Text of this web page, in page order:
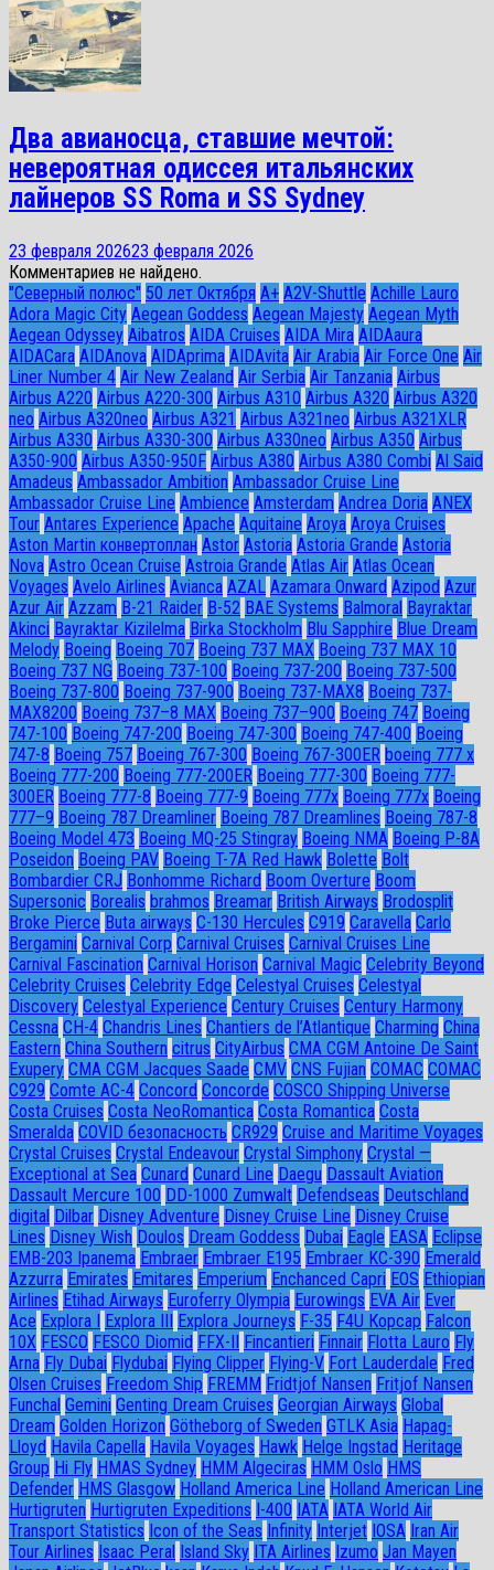
Два авианосца, ставшие мечтой:
невероятная одиссея итальянских
лайнеров SS Roma и SS Sydney
23 февраля 202623 февраля 2026
Комментариев не найдено.
"Северный полюс" 50 лет Октября A+ A2V-Shuttle Achille Lauro
Adora Magic City Aegean Goddess Aegean Majesty Aegean Myth
Aegean Odyssey Aibatros AIDA Cruises AIDA Mira AIDAaura
AIDACara AIDAnova AIDAprima AIDAvita Air Arabia Air Force One Air
Liner Number 4 Air New Zealand Air Serbia Air Tanzania Airbus
Airbus A220 Airbus A220-300 Airbus A310 Airbus A320 Airbus A320
neo Airbus A320neo Airbus A321 Airbus A321neo Airbus A321XLR
Airbus A330 Airbus A330-300 Airbus A330neo Airbus A350 Airbus
A350-900 Airbus A350-950F Airbus A380 Airbus A380 Combi Al Said
Amadeus Ambassador Ambition Ambassador Cruise Line
Ambassador Сruise Line Ambience Amsterdam Andrea Doria ANEX
Tour Antares Experience Apache Aquitaine Aroya Aroya Cruises
Aston Martin конвертоплан Astor Astoria Astoria Grande Astoria
Nova Astro Ocean Cruise Astroia Grande Atlas Air Atlas Ocean
Voyages Avelo Airlines Avianca AZAL Azamara Onward Azipod Azur
Azur Air Azzam B-21 Raider B-52 BAE Systems Balmoral Bayraktar
Akinci Bayraktar Kizilelma Birka Stockholm Blu Sapphire Blue Dream
Melody Boeing Boeing 707 Boeing 737 MAX Boeing 737 MAX 10
Boeing 737 NG Boeing 737-100 Boeing 737-200 Boeing 737-500
Boeing 737-800 Boeing 737-900 Boeing 737-MAX8 Boeing 737-
MAX8200 Boeing 737–8 MAX Boeing 737–900 Boeing 747 Boeing
747-100 Boeing 747-200 Boeing 747-300 Boeing 747-400 Boeing
747-8 Boeing 757 Boeing 767-300 Boeing 767-300ER boeing 777 x
Boeing 777-200 Boeing 777-200ER Boeing 777-300 Boeing 777-
300ER Boeing 777-8 Boeing 777-9 Boeing 777x Boeing 777х Boeing
777–9 Boeing 787 Dreamliner Boeing 787 Dreamlines Boeing 787-8
Boeing Model 473 Boeing MQ-25 Stingray Boeing NMA Boeing P-8A
Poseidon Boeing PAV Boeing T-7A Red Hawk Bolette Bolt
Bombardier CRJ Bonhomme Richard Boom Overture Boom
Supersonic Borealis brahmos Breamar British Airways Brodosplit
Broke Pierce Buta airways C-130 Hercules C919 Caravella Carlo
Bergamini Carnival Corp Carnival Cruises Carnival Cruises Line
Carnival Fascination Carnival Horison Carnival Magic Celebrity Beyond
Celebrity Cruises Celebrity Edge Celestyal Cruises Celestyal
Discovery Celestyal Experience Century Cruises Century Harmony
Cessna CH-4 Chandris Lines Chantiers de l’Atlantique Charming China
Eastern China Southern citrus CityAirbus CMA CGM Antoine De Saint
Exupery CMA CGM Jacques Saade CMV CNS Fujian COMAC COMAC
C929 Comte AC-4 Concord Concorde COSCO Shipping Universe
Costa Cruises Costa NeoRomantica Costa Romantica Costa
Smeralda COVID безопасность CR929 Cruise and Maritime Voyages
Crystal Cruises Crystal Endeavour Crystal Simphony Crystal —
Exceptional at Sea Cunard Cunard Line Daegu Dassault Aviation
Dassault Mercure 100 DD-1000 Zumwalt Defendseas Deutschland
digital Dilbar Disney Adventure Disney Cruise Line Disney Cruise
Lines Disney Wish Doulos Dream Goddess Dubai Eagle EASA Eclipse
EMB-203 Ipanema Embraer Embraer E195 Embraer KC-390 Emerald
Azzurra Emirates Emitares Emperium Enchanced Capri EOS Ethiopian
Airlines Etihad Airways Euroferry Olympia Eurowings EVA Air Ever
Ace Explora I Explora III Explora Journeys F-35 F4U Корсар Falcon
10X FESCO FESCO Diomid FFX-II Fincantieri Finnair Flotta Lauro Fly
Arna Fly Dubai Flydubai Flying Clipper Flying-V Fort Lauderdale Fred
Olsen Cruises Freedom Ship FREMM Fridtjof Nansen Fritjof Nansen
Funchal Gemini Genting Dream Cruises Georgian Airways Global
Dream Golden Horizon Götheborg of Sweden GTLK Asia Hapag-
Lloyd Havila Capella Havila Voyages Hawk Helge Ingstad Heritage
Group Hi Fly HMAS Sydney HMM Algeciras HMM Oslo HMS
Defender HMS Glasgow Holland America Line Holland American Line
Hurtigruten Hurtigruten Expeditions I-400 IATA IATA World Air
Transport Statistics Icon of the Seas Infinity Interjet IOSA Iran Air
Tour Airlines Isaac Peral Island Sky ITA Airlines Izumo Jan Mayen